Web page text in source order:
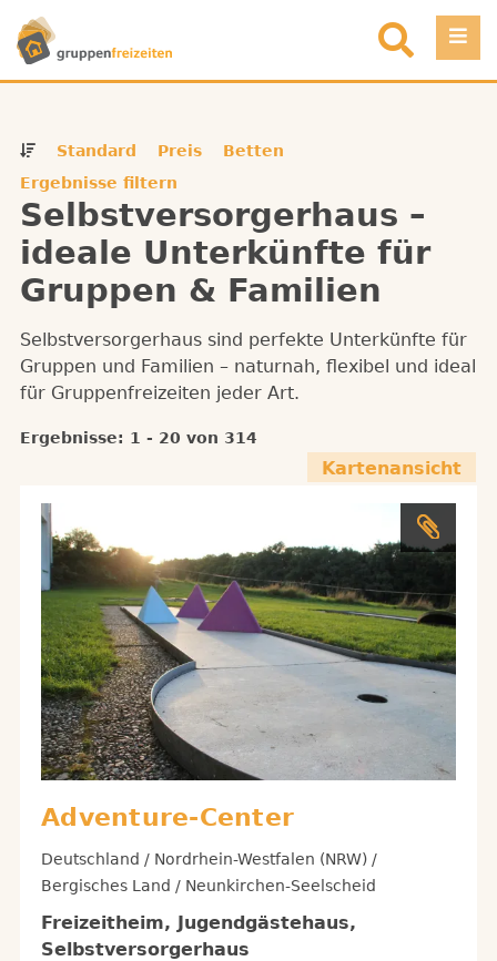
Direkt zum Inhalt
Registrieren
Objekt eintragen
Standard Preis
Betten
Ergebnisse filtern
Selbstversorgerhaus –
ideale Unterkünfte für
Gruppen & Familien
Selbstversorgerhaus sind perfekte Unterkünfte für
Gruppen und Familien – naturnah, flexibel und ideal
für Gruppenfreizeiten jeder Art.
Ergebnisse: 1 - 20 von 314
Kartenansicht
Adventure-Center
Deutschland / Nordrhein-Westfalen (NRW) /
Bergisches Land / Neunkirchen-Seelscheid
Freizeitheim, Jugendgästehaus,
Selbstversorgerhaus